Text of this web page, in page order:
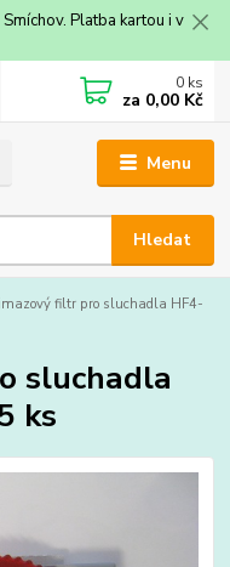
Platba kartou i v
Menu
Hledat
0 ks
za 0,00 Kč
filtr pro sluchadla HF4-
sluchadla
ks